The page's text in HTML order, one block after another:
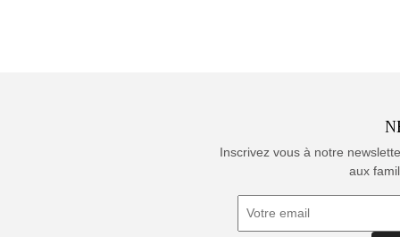
Inscrivez vous à notre
aux